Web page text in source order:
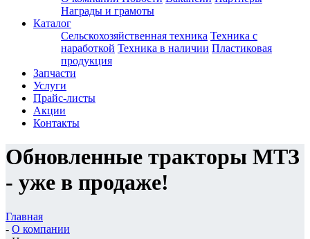
Награды и грамоты
Каталог
Сельскохозяйственная техника Техника с
наработкой Техника в наличии Пластиковая
продукция
Запчасти
Услуги
Прайс-листы
Акции
Контакты
Обновленные тракторы МТЗ
- уже в продаже!
Главная
- О компании